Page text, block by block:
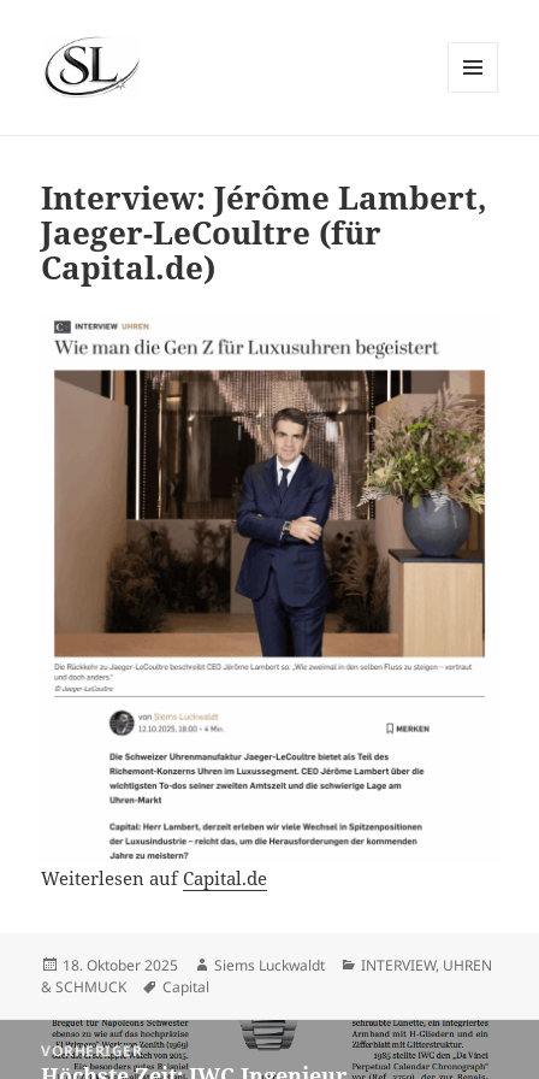
Interview: Jérôme Lambert,
Jaeger-LeCoultre (für
Capital.de)
Weiterlesen aufCapital.de
Veröffentlicht
am
18. Oktober 2025 Autor
Siems Luckwaldt Kategorien
INTERVIEW, UHREN
& SCHMUCK
Schlagwörter
Capital
Beitragsnavigation
VORHERIGER